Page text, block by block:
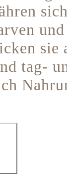
sie
tag-